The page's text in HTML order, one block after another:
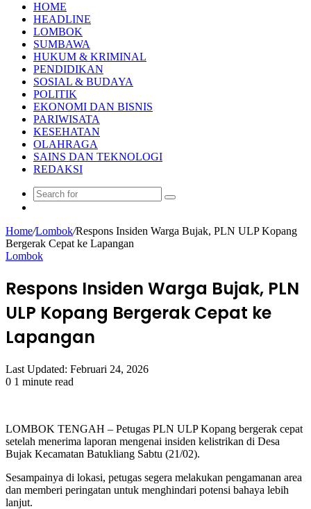
HOME
HEADLINE
LOMBOK
SUMBAWA
HUKUM & KRIMINAL
PENDIDIKAN
SOSIAL & BUDAYA
POLITIK
EKONOMI DAN BISNIS
PARIWISATA
KESEHATAN
OLAHRAGA
SAINS DAN TEKNOLOGI
REDAKSI
Search
Home/Lombok/Respons Insiden Warga Bujak, PLN ULP Kopang
Bergerak Cepat ke Lapangan
Lombok
Respons Insiden Warga Bujak, PLN
ULP Kopang Bergerak Cepat ke
Lapangan
Last Updated: Februari 24, 2026
0 1 minute read
LOMBOK TENGAH – Petugas PLN ULP Kopang bergerak cepat
setelah menerima laporan mengenai insiden kelistrikan di Desa
Bujak Kecamatan Batukliang Sabtu (21/02).
Sesampainya di lokasi, petugas segera melakukan pengamanan area
dan memberi peringatan untuk menghindari potensi bahaya lebih
lanjut.